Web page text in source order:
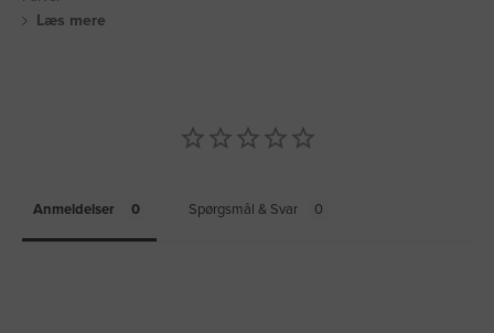
Læs mere
Anmeldelser Spørgsmål & Svar